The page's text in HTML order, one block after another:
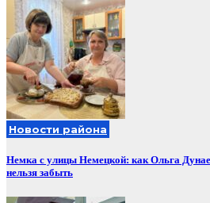
Новости района
Немка с улицы Немецкой: как Ольга
нельзя забыть